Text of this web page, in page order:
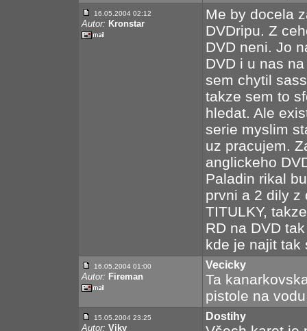
16.05.2004 02:12
Autor: Kronstar
Me by docela
DVDripu. Z
DVD neni. Jo
DVD i u nas
sem chytil
takze sem to
hledat. Ale
serie myslim
uz pracujem.
anglickeho
Paladin rikal
prvni a 2 dily z
TITULKY,
RD na DVD
kde je najit tak
16.05.2004 01:00
Autor: Fireman
Vecicky
Ta
pistole na
15.05.2004 23:25
Autor: Viky
Dostihy